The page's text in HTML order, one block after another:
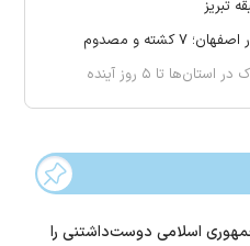
و مصدوم
اسلامی دوست‌داشتنی را